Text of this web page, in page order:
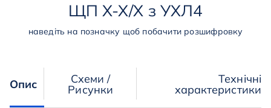
ЩП Х-Х/Х з УХЛ4
наведіть на позначку щоб побачити розшифровку
Опис Схеми /
Рисунки
Технічні
характеристики